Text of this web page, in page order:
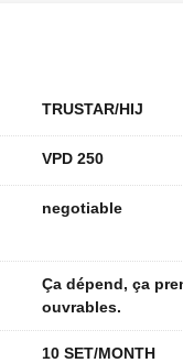
TRUSTAR/HIJ
VPD 250
negotiable
Ça dépend, ça
ouvrables.
10 SET/MONTH